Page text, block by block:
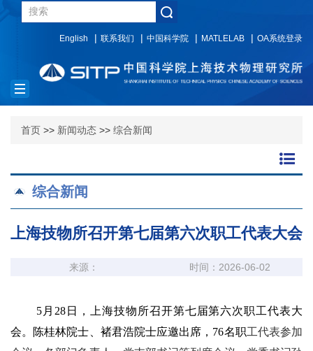
English 联系我们 中国科学院 MATLELAB OA系统登录
Toggle
navigation
首页 >> 新闻动态 >> 综合新闻
综合新闻
上海技物所召开第七届第六次职工代表大会
来源： 时间：2026-06-02
5月28日，上海技物所召开第七届第六次职工代表大
会。陈桂林院士、褚君浩院士应邀出席，76名职工代表参加